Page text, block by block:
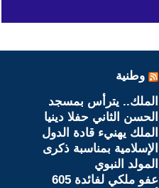
وطنية
الملك.. يترأس بمسجد
الحسن الثاني حفلا دينيا
الملك يهنيء قادة الدول
الإسلامية بمناسبة ذكرى
المولد النبوي
عفو ملكي لفائدة 605